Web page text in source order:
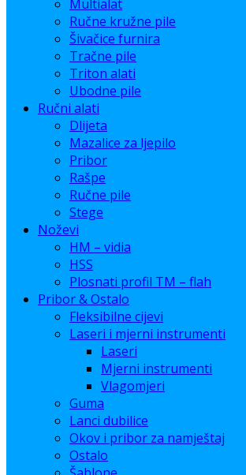
Multialat
Ručne kružne pile
Šivačice furnira
Tračne pile
Triton alati
Ubodne pile
Ručni alati
Dlijeta
Mazalice za ljepilo
Pribor
Rašpe
Ručne pile
Stege
Noževi
HM – vidia
HSS
Plosnati profil TM – flah
Pribor & Ostalo
Fleksibilne cijevi
Laseri i mjerni instrumenti
Laseri
Mjerni instrumenti
Vlagomjeri
Guma
Lanci dubilice
Okov i pribor za namještaj
Ostalo